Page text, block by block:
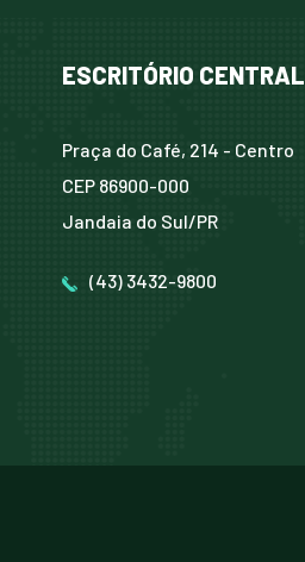
ESCRITÓRIO CENTRAL
Praça do Café, 214 - Centro
CEP 86900-000
Jandaia do Sul/PR
(43) 3432-9800